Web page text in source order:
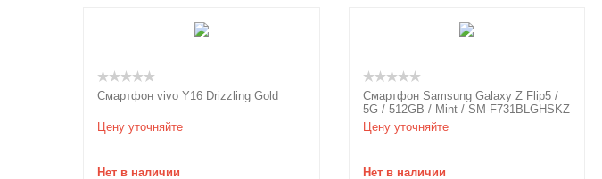
Смартфон vivo Y16 Drizzling Gold
Цену уточняйте
Нет в наличии
Смартфон Samsung Galaxy Z Flip5 /
5G / 512GB / Mint / SM-F731BLGHSKZ
/ 3700мАч / 3.2ГГц
Цену уточняйте
Нет в наличии